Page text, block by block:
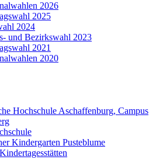
2026
2025
2024
und Bezirkswahl 2023
2021
2020
Hochschule Aschaffenburg, Campus
Kindergarten Pusteblume